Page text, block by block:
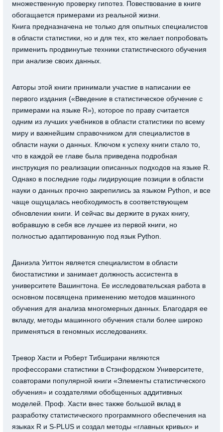
множественную проверку гипотез. Повествование в книге
обогащается примерами из реальной жизни.
Книга предназначена не только для опытных специалистов
в области статистики, но и для тех, кто желает попробовать
применить продвинутые техники статистического обучения
при анализе своих данных.
Авторы этой книги принимали участие в написании ее
первого издания («Введение в статистическое обучение с
примерами на языке R»), которое по праву считается
одним из лучших учебников в области статистики по всему
миру и важнейшим справочником для специалистов в
области науки о данных. Ключом к успеху книги стало то,
что в каждой ее главе была приведена подробная
инструкция по реализации описанных подходов на языке R.
Однако в последние годы лидирующие позиции в области
науки о данных прочно закрепились за языком Python, и все
чаще ощущалась необходимость в соответствующем
обновлении книги. И сейчас вы держите в руках книгу,
вобравшую в себя все лучшее из первой книги, но
полностью адаптированную под язык Python.
Даниэла Уиттон является специалистом в области
биостатистики и занимает должность ассистента в
университете Вашингтона. Ее исследовательская работа в
основном посвящена применению методов машинного
обучения для анализа многомерных данных. Благодаря ее
вкладу, методы машинного обучения стали более широко
применяться в геномных исследованиях.
Тревор Хасти и Роберт Тибширани являются
профессорами статистики в Стэнфордском Университете,
соавторами популярной книги «Элементы статистического
обучения» и создателями обобщенных аддитивных
моделей. Проф. Хасти внес также большой вклад в
разработку статистического программного обеспечения на
языках R и S-PLUS и создал методы «главных кривых» и